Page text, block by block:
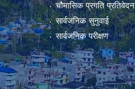
चौमासिक प्रगति प्रतिवेदन
सार्वजनिक सुनुवाई
सार्वजनिक परीक्षण